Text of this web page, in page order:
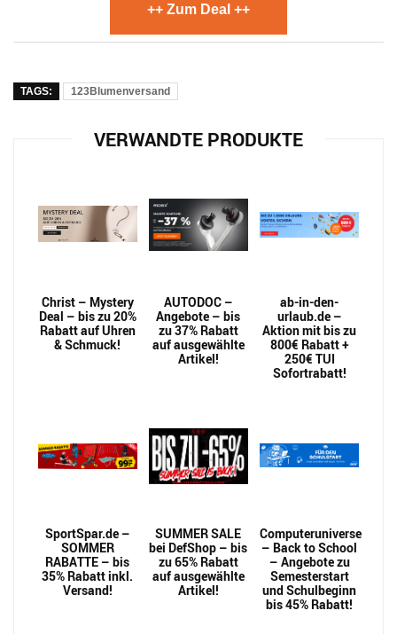
++ Zum Deal ++
TAGS: 123Blumenversand
VERWANDTE PRODUKTE
Christ – Mystery
Deal – bis zu 20%
Rabatt auf Uhren
& Schmuck!
AUTODOC –
Angebote – bis
zu 37% Rabatt
auf ausgewählte
Artikel!
ab-in-den-
urlaub.de –
Aktion mit bis zu
800€ Rabatt +
250€ TUI
Sofortrabatt!
SportSpar.de –
SOMMER
RABATTE – bis
35% Rabatt inkl.
Versand!
SUMMER SALE
bei DefShop – bis
zu 65% Rabatt
auf ausgewählte
Artikel!
Computeruniverse
– Back to School
– Angebote zu
Semesterstart
und Schulbeginn
bis 45% Rabatt!